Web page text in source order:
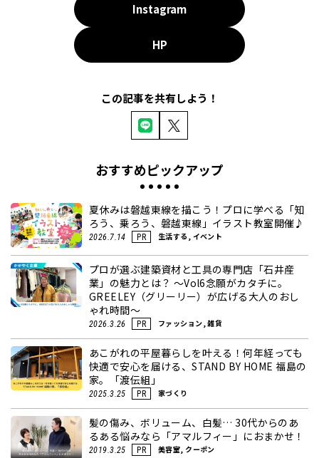
Instagram
HP
この記事を共有しよう！
おすすめピックアップ
夏休みは磐越東線を描こう！プロに学べる「知
ろう、乗ろう、磐越東線」イラスト教室開催♪
2026.7.14 PR 生活する, イベント
プロが選ぶ建築資材と工具の専門店「石井産
業」の魅力とは？ ～Vol6念願がカタチに。
GREELEY（グリーリー）が広げる大人のおし
ゃれ時間～
2026.3.26 PR ファッション, 雑貨
あこがれの平屋暮らしを叶える！何年経っても
快適で安心を届ける、STAND BY HOME 福島の
家。「渡伝組」
2025.3.25 PR 家づくり
髪の傷み、ボリューム、白髪… 30代からのあ
るある悩みなら「アマルフィー」におまかせ！
2019.3.25 PR 美容室, クーポン